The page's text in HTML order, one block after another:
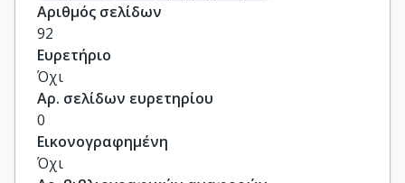
Αριθμός σελίδων
92
Ευρετήριο
Όχι
Αρ. σελίδων ευρετηρίου
0
Εικονογραφημένη
Όχι